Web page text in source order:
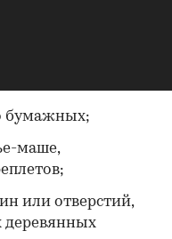
бумажных;
маше,
или отверстий,
деревянных